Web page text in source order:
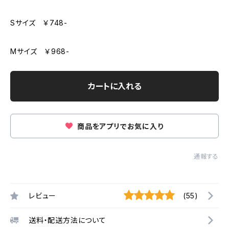
Sサイズ ￥748-
Mサイズ ￥968-
カートに入れる
商品をアプリでお気に入り
通報する
レビュー (55)
送料・配送方法について